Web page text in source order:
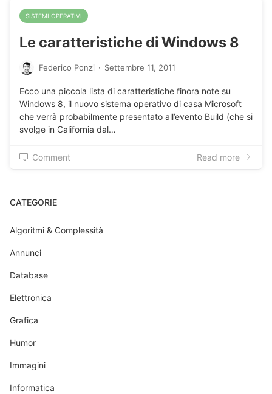
SISTEMI OPERATIVI
Le caratteristiche di Windows 8
Federico Ponzi · Settembre 11, 2011
Ecco una piccola lista di caratteristiche finora note su
Windows 8, il nuovo sistema operativo di casa Microsoft
che verrà probabilmente presentato all’evento Build (che si
svolge in California dal…
Comment Read more
CATEGORIE
Algoritmi & Complessità
Annunci
Database
Elettronica
Grafica
Humor
Immagini
Informatica